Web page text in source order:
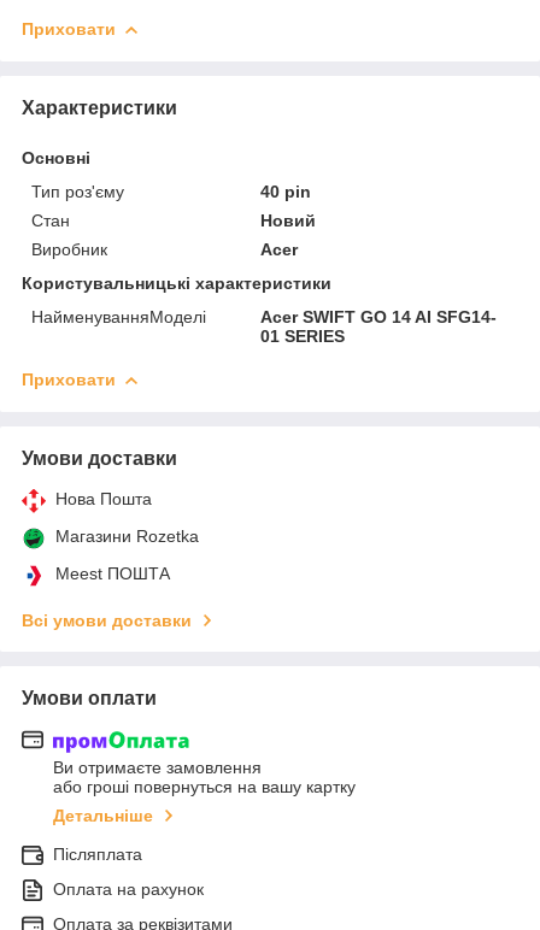
Приховати
Характеристики
Основні
Тип роз'єму
40 pin
Стан
Новий
Виробник
Acer
Користувальницькі характеристики
НайменуванняМоделі
Acer SWIFT GO 14 AI SFG14-
01 SERIES
Приховати
Умови доставки
Нова Пошта
Магазини Rozetka
Meest ПОШТА
Всі умови доставки
Умови оплати
Ви отримаєте замовлення
або гроші повернуться на вашу картку
Детальніше
Післяплата
Оплата на рахунок
Оплата за реквізитами